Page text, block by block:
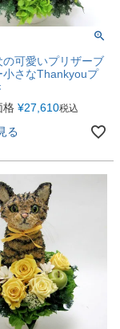
の可愛いプリザーブ
小さなThankyouプ
格 ¥27,610税込
る